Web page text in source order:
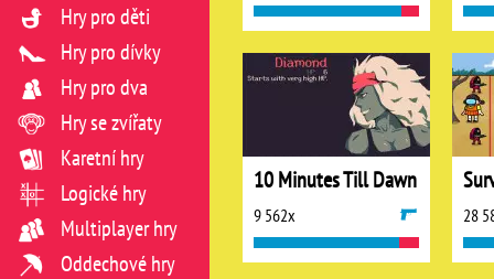
10 Minutes Till Dawn
9 562x 28
Hry pro děti
Hry pro dívky
Hry pro dva
Hry se zvířaty
Karetní hry
Logické hry
Multiplayer hry
Oddechové hry